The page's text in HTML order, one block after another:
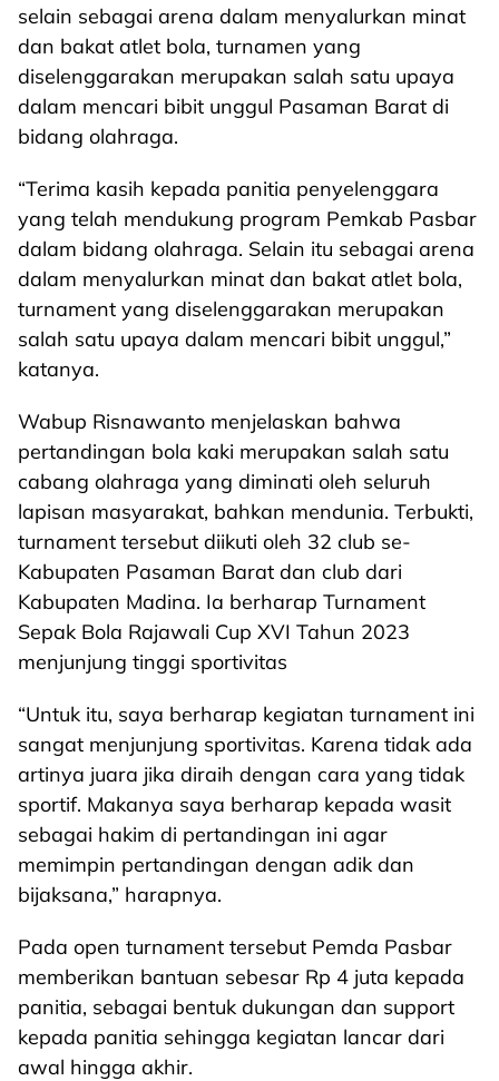
selain sebagai arena dalam menyalurkan minat
dan bakat atlet bola, turnamen yang
diselenggarakan merupakan salah satu upaya
dalam mencari bibit unggul Pasaman Barat di
bidang olahraga.
“Terima kasih kepada panitia penyelenggara
yang telah mendukung program Pemkab Pasbar
dalam bidang olahraga. Selain itu sebagai arena
dalam menyalurkan minat dan bakat atlet bola,
turnament yang diselenggarakan merupakan
salah satu upaya dalam mencari bibit unggul,”
katanya.
Wabup Risnawanto menjelaskan bahwa
pertandingan bola kaki merupakan salah satu
cabang olahraga yang diminati oleh seluruh
lapisan masyarakat, bahkan mendunia. Terbukti,
turnament tersebut diikuti oleh 32 club se-
Kabupaten Pasaman Barat dan club dari
Kabupaten Madina. Ia berharap Turnament
Sepak Bola Rajawali Cup XVI Tahun 2023
menjunjung tinggi sportivitas
“Untuk itu, saya berharap kegiatan turnament ini
sangat menjunjung sportivitas. Karena tidak ada
artinya juara jika diraih dengan cara yang tidak
sportif. Makanya saya berharap kepada wasit
sebagai hakim di pertandingan ini agar
memimpin pertandingan dengan adik dan
bijaksana,” harapnya.
Pada open turnament tersebut Pemda Pasbar
memberikan bantuan sebesar Rp 4 juta kepada
panitia, sebagai bentuk dukungan dan support
kepada panitia sehingga kegiatan lancar dari
awal hingga akhir.